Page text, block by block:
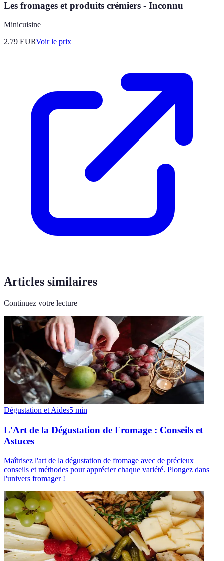
Les fromages et produits crémiers - Inconnu
Minicuisine
2.79 EURVoir le prix
Articles similaires
Continuez votre lecture
Dégustation et Aides5 min
L'Art de la Dégustation de Fromage : Conseils et
Astuces
Maîtrisez l'art de la dégustation de fromage avec de précieux
conseils et méthodes pour apprécier chaque variété. Plongez dans
l'univers fromager !